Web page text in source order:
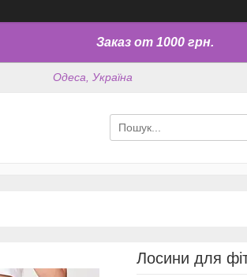
Заказ от 1000 грн.
Одеса, Україна
Лосини для